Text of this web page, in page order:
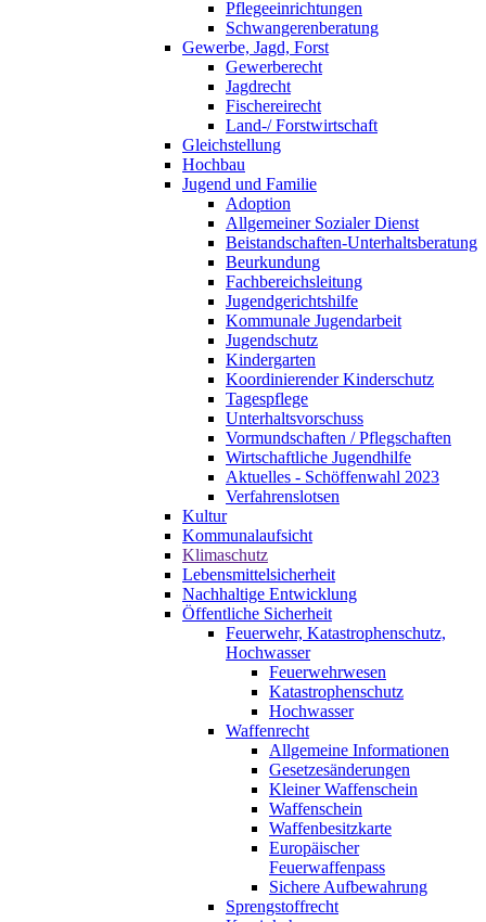
Pflegeeinrichtungen
Schwangerenberatung
Gewerbe, Jagd, Forst
Gewerberecht
Jagdrecht
Fischereirecht
Land-/ Forstwirtschaft
Gleichstellung
Hochbau
Jugend und Familie
Adoption
Allgemeiner Sozialer Dienst
Beistandschaften-Unterhaltsberatung
Beurkundung
Fachbereichsleitung
Jugendgerichtshilfe
Kommunale Jugendarbeit
Jugendschutz
Kindergarten
Koordinierender Kinderschutz
Tagespflege
Unterhaltsvorschuss
Vormundschaften / Pflegschaften
Wirtschaftliche Jugendhilfe
Aktuelles - Schöffenwahl 2023
Verfahrenslotsen
Kultur
Kommunalaufsicht
Klimaschutz
Lebensmittelsicherheit
Nachhaltige Entwicklung
Öffentliche Sicherheit
Feuerwehr, Katastrophenschutz,
Hochwasser
Feuerwehrwesen
Katastrophenschutz
Hochwasser
Waffenrecht
Allgemeine Informationen
Gesetzesänderungen
Kleiner Waffenschein
Waffenschein
Waffenbesitzkarte
Europäischer
Feuerwaffenpass
Sichere Aufbewahrung
Sprengstoffrecht